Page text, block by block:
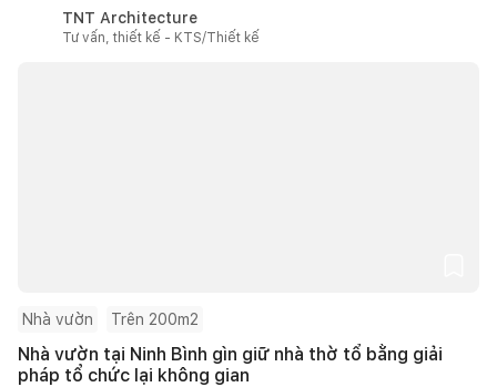
TNT Architecture
Tư vấn, thiết kế - KTS/Thiết kế
Nhà vườn Trên 200m2
Nhà vườn tại Ninh Bình gìn giữ nhà thờ tổ bằng giải
pháp tổ chức lại không gian